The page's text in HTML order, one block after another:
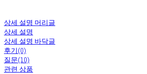
상세 설명 머리글
상세 설명
상세 설명 바닥글
후기(0)
질문(10)
관련 상품